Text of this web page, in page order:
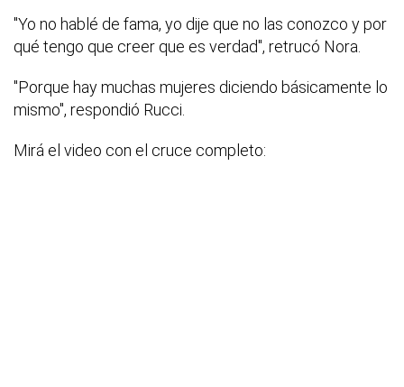
"Yo no hablé de fama, yo dije que no las conozco y por
qué tengo que creer que es verdad", retrucó Nora.
"Porque hay muchas mujeres diciendo básicamente lo
mismo", respondió Rucci.
Mirá el video con el cruce completo: